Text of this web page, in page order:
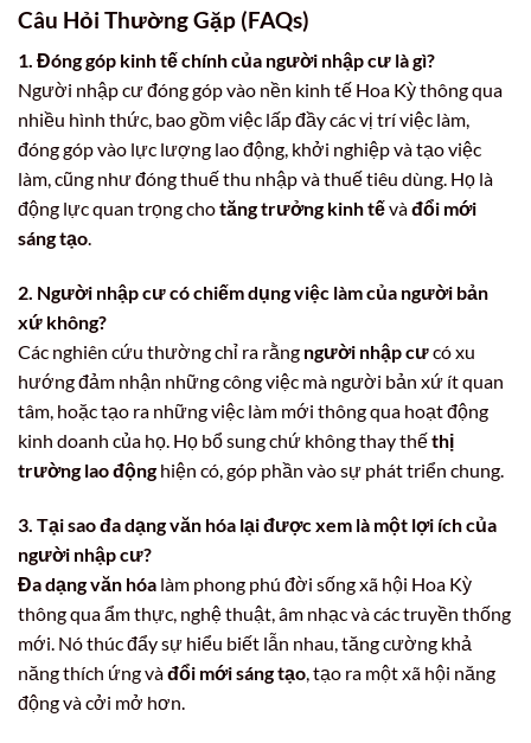
Câu Hỏi Thường Gặp (FAQs)
1. Đóng góp kinh tế chính của người nhập cư là gì?
Người nhập cư đóng góp vào nền kinh tế Hoa Kỳ thông qua
nhiều hình thức, bao gồm việc lấp đầy các vị trí việc làm,
đóng góp vào lực lượng lao động, khởi nghiệp và tạo việc
làm, cũng như đóng thuế thu nhập và thuế tiêu dùng. Họ là
động lực quan trọng chotăng trưởng kinh tếvàđổi mới
sáng tạo.
2. Người nhập cư có chiếm dụng việc làm của người bản
xứ không?
Các nghiên cứu thường chỉ ra rằng người nhập cưcó xu
hướng đảm nhận những công việc mà người bản xứ ít quan
tâm, hoặc tạo ra những việc làm mới thông qua hoạt động
kinh doanh của họ. Họ bổ sung chứ không thay thếthị
trường lao độnghiện có, góp phần vào sự phát triển chung.
3. Tại sao đa dạng văn hóa lại được xem là một lợi ích của
người nhập cư?
Đa dạng văn hóa làm phong phú đời sống xã hội Hoa Kỳ
thông qua ẩm thực, nghệ thuật, âm nhạc và các truyền thống
mới. Nó thúc đẩy sự hiểu biết lẫn nhau, tăng cường khả
năng thích ứng vàđổi mới sáng tạo, tạo ra một xã hội năng
động và cởi mở hơn.